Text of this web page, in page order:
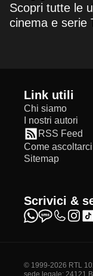
Scopri tutte le
cinema e serie
Link utili
Chi siamo
I nostri autori
RSS Feed
Come ascoltarci
Sitemap
Scrivici &
© 1999-2026 RTL
sede legale: 24121